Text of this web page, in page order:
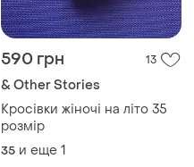
590 грн 13
& Other Stories
Кросівки жіночі на літо 35
розмір
35 и еще 1